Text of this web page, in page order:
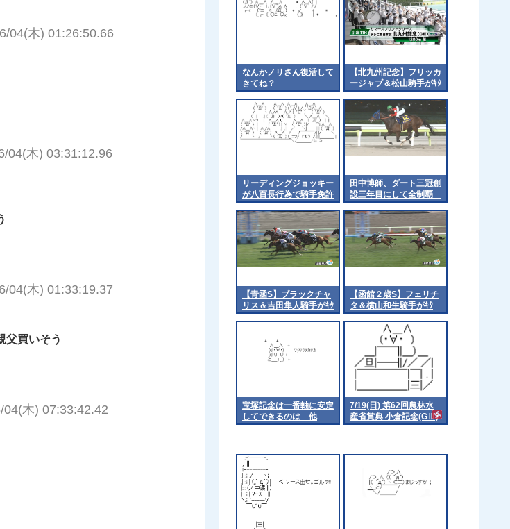
04(木) 01:26:50.66
04(木) 03:31:12.96
04(木) 01:33:19.37
父買いそう
04(木) 07:33:42.42
なんかノリさん復活して
きてね？
【北九州記念】フリッカ
ージャブ＆松山騎手がｷﾀ
━━━━(ﾟ∀ﾟ)━━━━!!
リーディングジョッキー
が八百長行為で騎手免許
取り消し
田中博師、ダート三冠創
設三年目にして全制覇
他
【青函S】ブラックチャ
リス＆吉田隼人騎手がｷﾀ
━━━━(ﾟ∀ﾟ)━━━━!!
【函館２歳S】フェリチ
タ＆横山和生騎手がｷﾀ
━━━━(ﾟ∀ﾟ)━━━━!!
宝塚記念は一番軸に安定
してできるのは 他
7/19(日) 第62回農林水
産省賞典 小倉記念(GⅢ)
part3